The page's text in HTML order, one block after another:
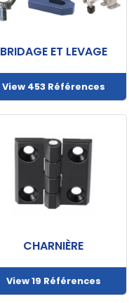
BRIDAGE ET LEVAGE
View 453 Références
CHARNIÈRE
View 19 Références